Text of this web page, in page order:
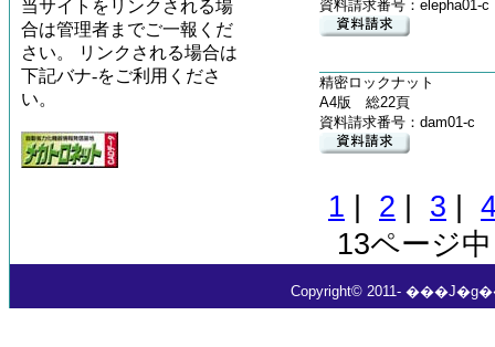
資料請求番号：elepha01-c
精密ロックナット
A4版 総22頁
資料請求番号：dam01-c
1 | 2 | 3 |
13ページ
当サイトをリンクされる場
合は管理者までご一報くだ
さい。 リンクされる場合は
下記バナ-をご利用くださ
い。
Copyright© 2011-